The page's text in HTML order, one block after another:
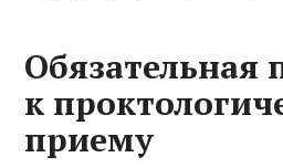
Обязательная
к
приему